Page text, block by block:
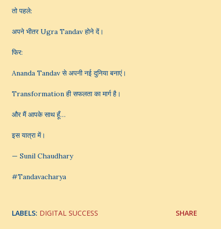
तो पहले:
अपने भीतर Ugra Tandav होने दें।
फिर:
Ananda Tandav से अपनी नई दुनिया बनाएं।
Transformation ही सफलता का मार्ग है।
और मैं आपके साथ हूँ…
इस यात्रा में।
— Sunil Chaudhary
#Tandavacharya
LABELS: DIGITAL SUCCESS SHARE